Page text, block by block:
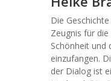
Die
Zeugnis für
Schönheit und
einzufangen.
der Dialog ist